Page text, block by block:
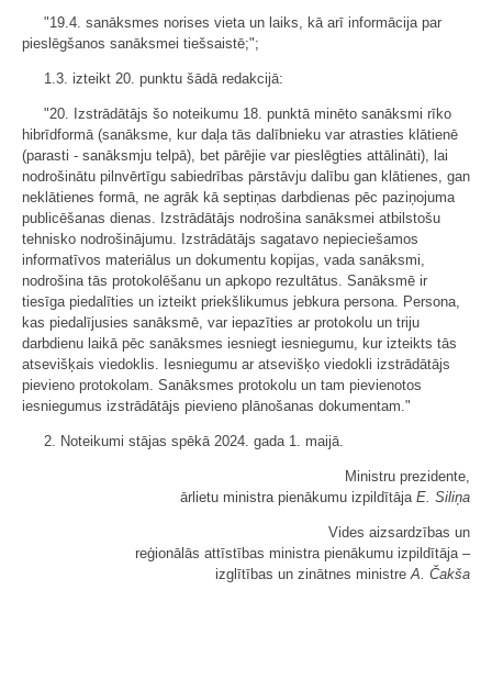
"19.4. sanāksmes norises vieta un laiks, kā arī informācija par
pieslēgšanos sanāksmei tiešsaistē;";
1.3. izteikt 20. punktu šādā redakcijā:
"20. Izstrādātājs šo noteikumu 18. punktā minēto sanāksmi rīko
hibrīdformā (sanāksme, kur daļa tās dalībnieku var atrasties klātienē
(parasti - sanāksmju telpā), bet pārējie var pieslēgties attālināti), lai
nodrošinātu pilnvērtīgu sabiedrības pārstāvju dalību gan klātienes, gan
neklātienes formā, ne agrāk kā septiņas darbdienas pēc paziņojuma
publicēšanas dienas. Izstrādātājs nodrošina sanāksmei atbilstošu
tehnisko nodrošinājumu. Izstrādātājs sagatavo nepieciešamos
informatīvos materiālus un dokumentu kopijas, vada sanāksmi,
nodrošina tās protokolēšanu un apkopo rezultātus. Sanāksmē ir
tiesīga piedalīties un izteikt priekšlikumus jebkura persona. Persona,
kas piedalījusies sanāksmē, var iepazīties ar protokolu un triju
darbdienu laikā pēc sanāksmes iesniegt iesniegumu, kur izteikts tās
atsevišķais viedoklis. Iesniegumu ar atsevišķo viedokli izstrādātājs
pievieno protokolam. Sanāksmes protokolu un tam pievienotos
iesniegumus izstrādātājs pievieno plānošanas dokumentam."
2. Noteikumi stājas spēkā 2024. gada 1. maijā.
Ministru prezidente,
ārlietu ministra pienākumu izpildītāja E. Siliņa
Vides aizsardzības un
reģionālās attīstības ministra pienākumu izpildītāja ‒
izglītības un zinātnes ministre A. Čakša